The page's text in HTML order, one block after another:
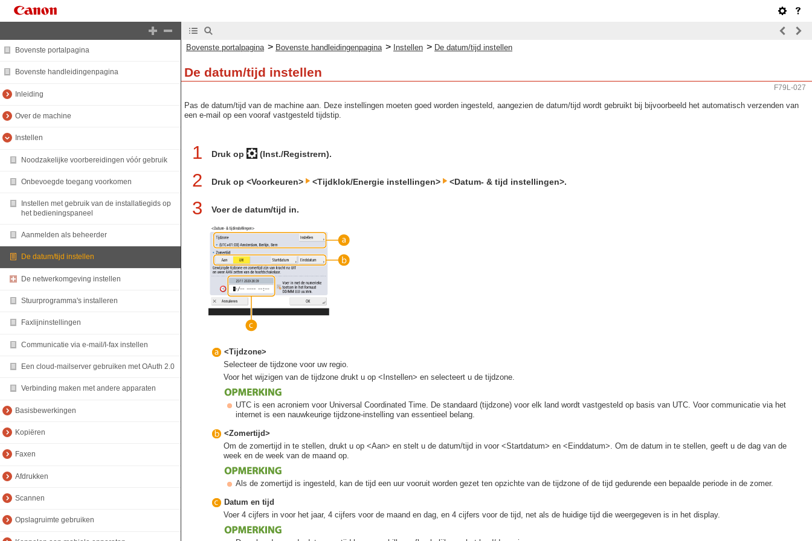
Bovenste portalpagina
Bovenste handleidingenpagina
Inleiding
Over de machine
Instellen
Noodzakelijke voorbereidingen vóór gebruik
Onbevoegde toegang voorkomen
Instellen met gebruik van de installatiegids op
het bedieningspaneel
Aanmelden als beheerder
De datum/tijd instellen
De netwerkomgeving instellen
Stuurprogramma's installeren
Faxlijninstellingen
Communicatie via e-mail/I-fax instellen
Een cloud-mailserver gebruiken met OAuth 2.0
Verbinding maken met andere apparaten
Basisbewerkingen
Kopiëren
Faxen
Afdrukken
Scannen
Opslagruimte gebruiken
Bovenste portalpagina > Bovenste handleidingenpagina > Instellen > De datum/tijd instellen
De datum/tijd instellen
F79L-027
Pas de datum/tijd van de machine aan. Deze instellingen moeten goed worden ingesteld, aangezien de datum/tijd wordt gebruikt bij bijvoorbeeld het automatisch verzenden van
een e-mail op een vooraf vastgesteld tijdstip.
1 Druk op (Inst./Registrern).
2 Druk op <Voorkeuren> <Tijdklok/Energie instellingen> <Datum- & tijd instellingen>.
3 Voer de datum/tijd in.
<Tijdzone>
Selecteer de tijdzone voor uw regio.
Voor het wijzigen van de tijdzone drukt u op <Instellen> en selecteert u de tijdzone.
UTC is een acroniem voor Universal Coordinated Time. De standaard (tijdzone) voor elk land wordt vastgesteld op basis van UTC. Voor communicatie via het
internet is een nauwkeurige tijdzone-instelling van essentieel belang.
<Zomertijd>
Om de zomertijd in te stellen, drukt u op <Aan> en stelt u de datum/tijd in voor <Startdatum> en <Einddatum>. Om de datum in te stellen, geeft u de dag van de
week en de week van de maand op.
Als de zomertijd is ingesteld, kan de tijd een uur vooruit worden gezet ten opzichte van de tijdzone of de tijd gedurende een bepaalde periode in de zomer.
Datum en tijd
Voer 4 cijfers in voor het jaar, 4 cijfers voor de maand en dag, en 4 cijfers voor de tijd, net als de huidige tijd die weergegeven is in het display.